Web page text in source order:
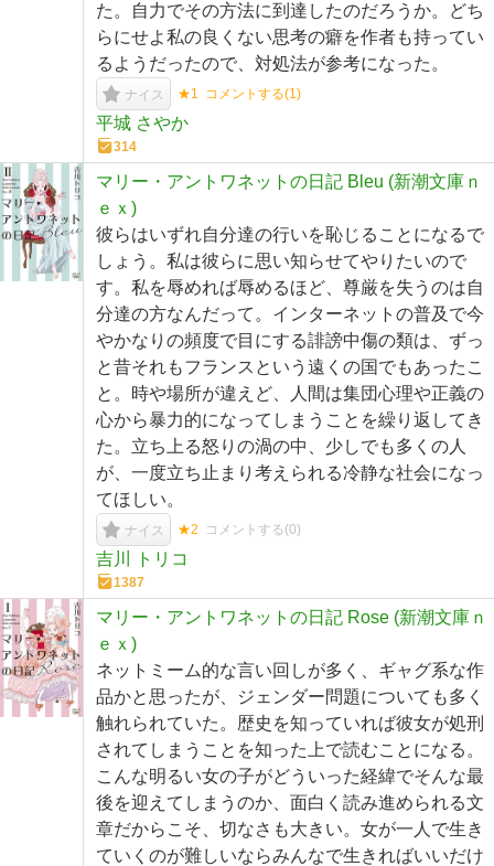
た。自力でその方法に到達したのだろうか。どち
らにせよ私の良くない思考の癖を作者も持ってい
るようだったので、対処法が参考になった。
ナイス ★1 コメントする(1)
平城 さやか
314
マリー・アントワネットの日記 Bleu (新潮文庫ｎ
ｅｘ)
彼らはいずれ自分達の行いを恥じることになるで
しょう。私は彼らに思い知らせてやりたいので
す。私を辱めれば辱めるほど、尊厳を失うのは自
分達の方なんだって。インターネットの普及で今
やかなりの頻度で目にする誹謗中傷の類は、ずっ
と昔それもフランスという遠くの国でもあったこ
と。時や場所が違えど、人間は集団心理や正義の
心から暴力的になってしまうことを繰り返してき
た。立ち上る怒りの渦の中、少しでも多くの人
が、一度立ち止まり考えられる冷静な社会になっ
てほしい。
ナイス ★2 コメントする(0)
吉川 トリコ
1387
マリー・アントワネットの日記 Rose (新潮文庫ｎ
ｅｘ)
ネットミーム的な言い回しが多く、ギャグ系な作
品かと思ったが、ジェンダー問題についても多く
触れられていた。歴史を知っていれば彼女が処刑
されてしまうことを知った上で読むことになる。
こんな明るい女の子がどういった経緯でそんな最
後を迎えてしまうのか、面白く読み進められる文
章だからこそ、切なさも大きい。女が一人で生き
ていくのが難しいならみんなで生きればいいだけ